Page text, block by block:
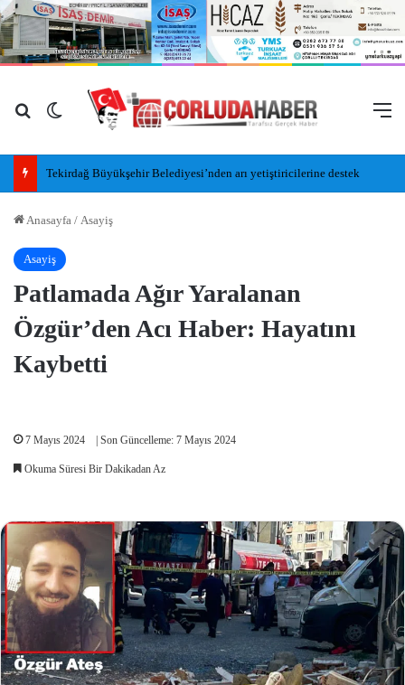
Arama yap ...
Dış görünümü değiştir
Tekirdağ Büyükşehir Belediyesi’nden arı yetiştiricilerine destek
Anasayfa / Asayiş
Asayiş
Patlamada Ağır Yaralanan
Özgür’den Acı Haber: Hayatını
Kaybetti
7 Mayıs 2024 | Son Güncelleme: 7 Mayıs 2024
Okuma Süresi Bir Dakikadan Az